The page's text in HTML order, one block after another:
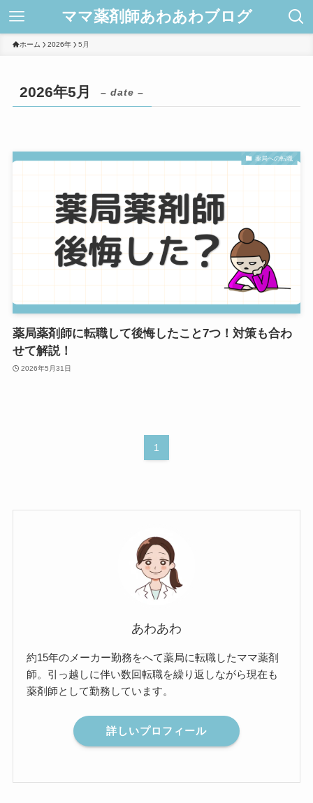
ママ薬剤師あわあわブログ
ホーム 2026年 5月
2026年5月 – date –
薬局への転職
薬局薬剤師に転職して後悔したこと7つ！対策も合わ
せて解説！
2026年5月31日
1
あわあわ
約15年のメーカー勤務をへて薬局に転職したママ薬剤
師。引っ越しに伴い数回転職を繰り返しながら現在も
薬剤師として勤務しています。
詳しいプロフィール